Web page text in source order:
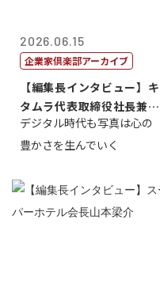
2026.06.15
企業家倶楽部アーカイブ
【編集長インタビュー】キ
タムラ代表取締役社長兼Ｃ
ＯＯ 武川 ...
デジタル時代も写真は心の
豊かさを生んでいく